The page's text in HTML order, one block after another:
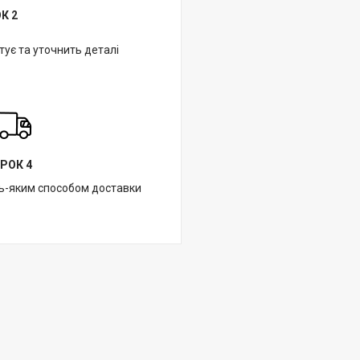
2
та уточнить деталі
4
яким способом доставки